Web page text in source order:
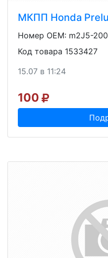
МКПП Honda
Номер OEM: m2J5-
Код товара 1533427
15.07 в 11:24
100